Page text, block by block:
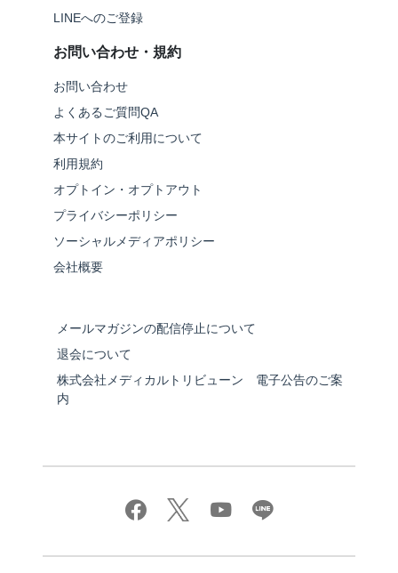
LINEへのご登録
お問い合わせ・規約
お問い合わせ
よくあるご質問QA
本サイトのご利用について
利用規約
オプトイン・オプトアウト
プライバシーポリシー
ソーシャルメディアポリシー
会社概要
メールマガジンの配信停止について
退会について
株式会社メディカルトリビューン 電子公告のご案
内